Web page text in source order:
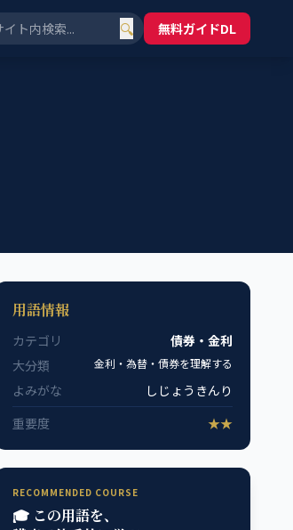
🔍 無料ガイドDL
用語情報
カテゴリ
債券・金利
大分類
金利・為替・債券を理解する
よみがな
しじょうきんり
重要度
★★
RECOMMENDED COURSE
🎓 この用語を、